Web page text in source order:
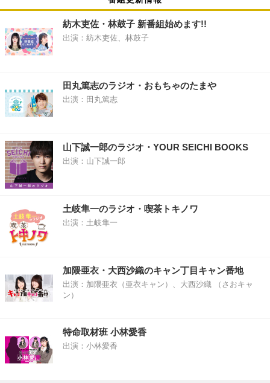
紡木吏佐・林鼓子 新番組始めます!!
出演：紡木吏佐、林鼓子
田丸篤志のラジオ・おもちゃのたまや
出演：田丸篤志
山下誠一郎のラジオ・YOUR SEICHI BOOKS
出演：山下誠一郎
土岐隼一のラジオ・喫茶トキノワ
出演：土岐隼一
加隈亜衣・大西沙織のキャン丁目キャン番地
出演：加隈亜衣（亜衣キャン）、大西沙織 （さおキャ
ン）
特命取材班 小林愛香
出演：小林愛香